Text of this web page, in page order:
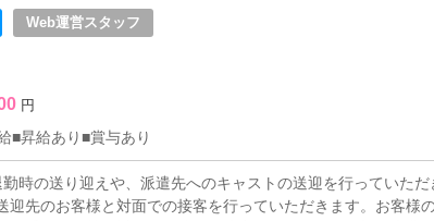
Web運営スタッフ
円
■昇給あり■賞与あり
時の送り迎えや、派遣先へのキャストの送迎を行っていただ
迎先のお客様と対面での接客を行っていただきます。お客様